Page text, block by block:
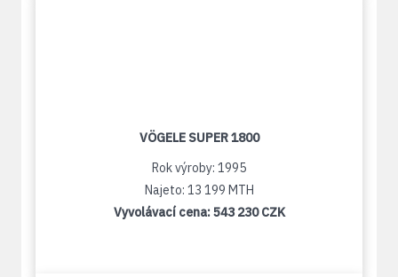
VÖGELE SUPER 1800
Rok výroby: 1995
Najeto: 13 199 MTH
Vyvolávací cena:543 230 CZK